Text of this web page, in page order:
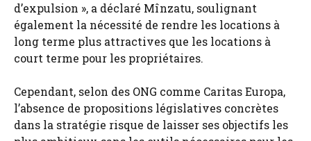
d’expulsion », a déclaré Mînzatu, soulignant
également la nécessité de rendre les locations à
long terme plus attractives que les locations à
court terme pour les propriétaires.
Cependant, selon des ONG comme Caritas Europa,
l’absence de propositions législatives concrètes
dans la stratégie risque de laisser ses objectifs les